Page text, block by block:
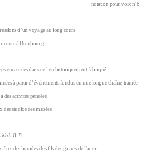
notation pour voix n°8
d’un voyage au long cours
cours à Beaubourg
encastrées dans ce lieu historiquement fabriqué
à partir d’événements fondus en une longue chaîne tramée
des activités pensées
des studios des musées
B. B.
flux des liquides des fils des gaines de l'acier